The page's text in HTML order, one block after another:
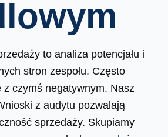
to analiza potencjału i
stron zespołu. Często
z czymś negatywnym. Nasz
z audytu pozwalają
sprzedaży. Skupiamy